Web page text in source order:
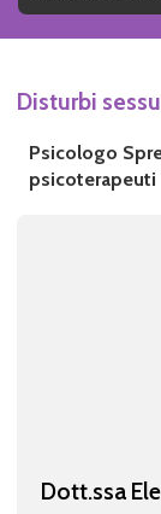
Disturbi
Psicologo
psicoterapeuti
Dott.ssa